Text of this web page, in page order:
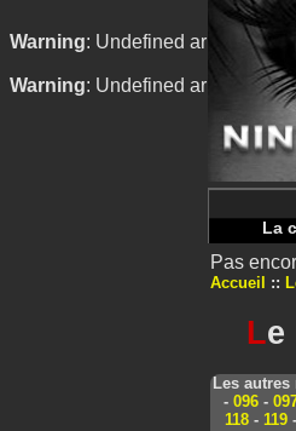
Warning: Undefined array key
Warning: Undefined array key
La
Pas
Accueil
Le
Les autres
- 096 -
118- 119-